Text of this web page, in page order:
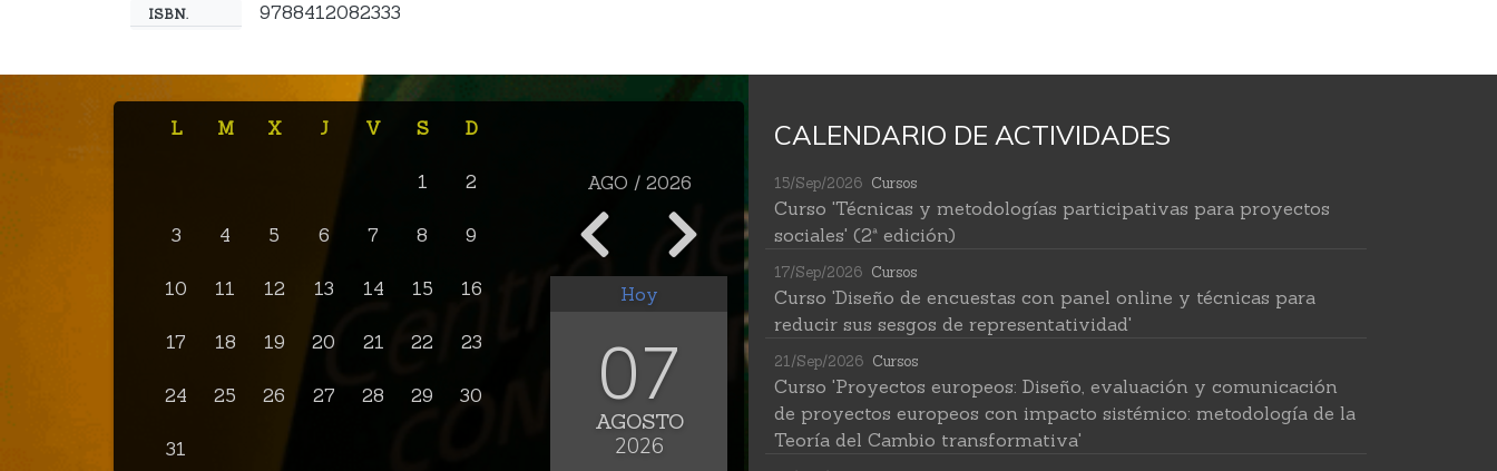
ISBN. 9788412082333
L M X J V S D
1 2
3 4 5 6 7 8 9
10 11 12 13 14 15 16
17 18 19 20 21 22 23
24 25 26 27 28 29 30
31
AGO / 2026
Hoy
07
AGOSTO
2026
CALENDARIO DE ACTIVIDADES
15/Sep/2026 Cursos
Curso 'Técnicas y metodologías participativas para proyectos
sociales' (2ª edición)
17/Sep/2026 Cursos
Curso 'Diseño de encuestas con panel online y técnicas para
reducir sus sesgos de representatividad'
21/Sep/2026 Cursos
Curso 'Proyectos europeos: Diseño, evaluación y comunicación
de proyectos europeos con impacto sistémico: metodología de la
Teoría del Cambio transformativa'